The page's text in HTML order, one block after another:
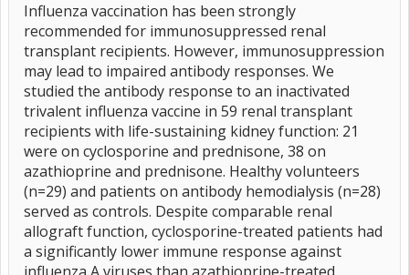
Influenza vaccination has been strongly
recommended for immunosuppressed renal
transplant recipients. However, immunosuppression
may lead to impaired antibody responses. We
studied the antibody response to an inactivated
trivalent influenza vaccine in 59 renal transplant
recipients with life-sustaining kidney function: 21
were on cyclosporine and prednisone, 38 on
azathioprine and prednisone. Healthy volunteers
(n=29) and patients on antibody hemodialysis (n=28)
served as controls. Despite comparable renal
allograft function, cyclosporine-treated patients had
a significantly lower immune response against